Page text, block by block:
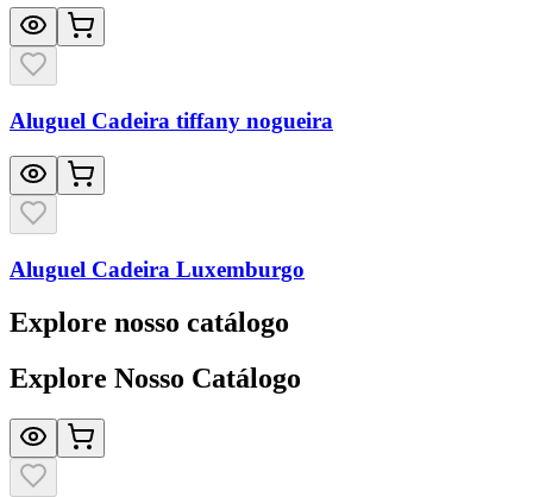
Aluguel Cadeira tiffany nogueira
Aluguel Cadeira Luxemburgo
Explore nosso catálogo
Explore Nosso Catálogo